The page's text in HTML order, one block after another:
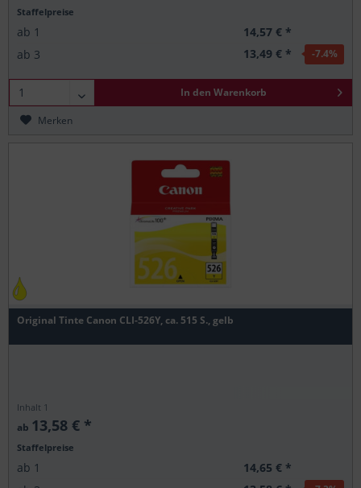
Staffelpreise
ab 1
14,57 € *
ab 3 13,49 € * -7.4%
In den Warenkorb
Merken
Original Tinte Canon CLI-526Y, ca. 515 S., gelb
Inhalt 1
ab 13,58 € *
Staffelpreise
ab 1
14,65 € *